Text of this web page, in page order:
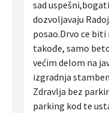
sad
dozvoljavaju
posao.Drvo ce
takođe, samo
većim delom na
izgradnja
Zdravlja bez
parking kod te